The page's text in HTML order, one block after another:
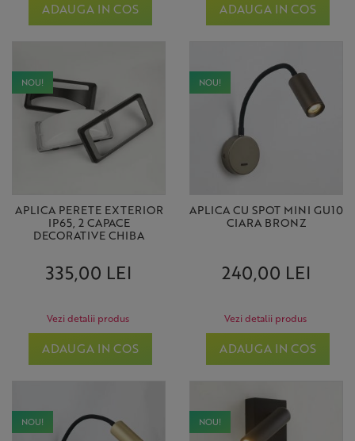
ADAUGA IN COS ADAUGA IN COS
NOU!
APLICA PERETE EXTERIOR
IP65, 2 CAPACE
DECORATIVE CHIBA
335,00 LEI
Vezi detalii produs
ADAUGA IN COS
NOU!
APLICA CU SPOT MINI GU10
CIARA BRONZ
240,00 LEI
Vezi detalii produs
ADAUGA IN COS
NOU! NOU!